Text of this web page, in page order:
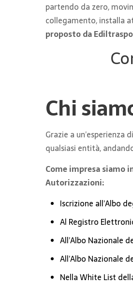
partendo da zero,
collegamento, installa
proposto da
Chi
Grazie a
qualsiasi entità,
Come impresa siamo
Autorizzazioni:
Iscrizione all’Albo
Al Registro
All’Albo Nazionale
All’Albo Nazionale
Nella White List